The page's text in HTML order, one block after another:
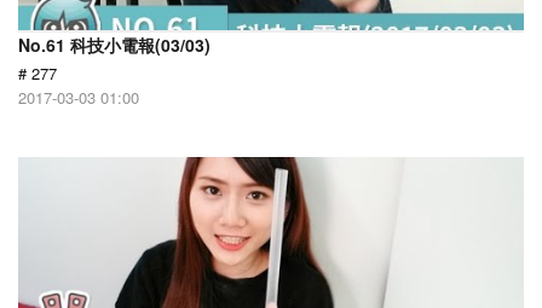
No.61 科技小電報(03/03)
# 277
2017-03-03 01:00